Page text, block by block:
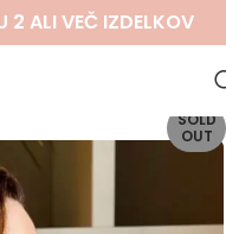
2 ALI VEČ IZDELKOV
SOLD
OUT